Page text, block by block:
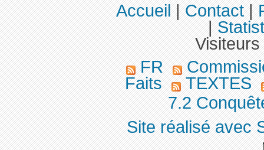
Accueil|Contact|
|
FR
Faits
TEXTES
7.2
Site réalisé avec